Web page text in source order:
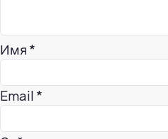
Имя *
Email *